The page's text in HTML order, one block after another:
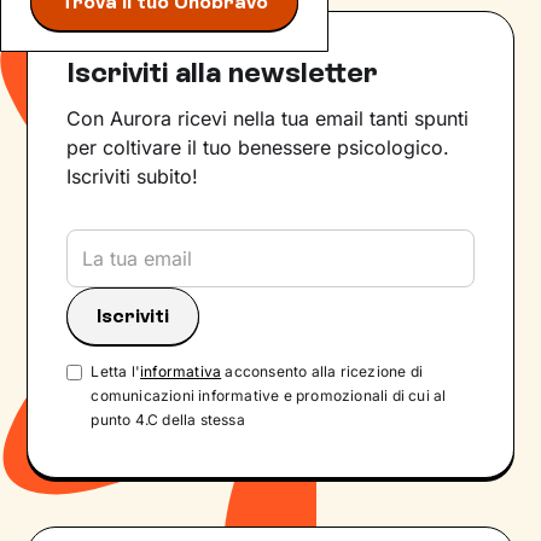
Iscriviti alla newsletter
Con Aurora ricevi nella tua email tanti spunti
per coltivare il tuo benessere psicologico.
Iscriviti subito!
Letta l'informativa acconsento alla ricezione di
comunicazioni informative e promozionali di cui al
punto 4.C della stessa